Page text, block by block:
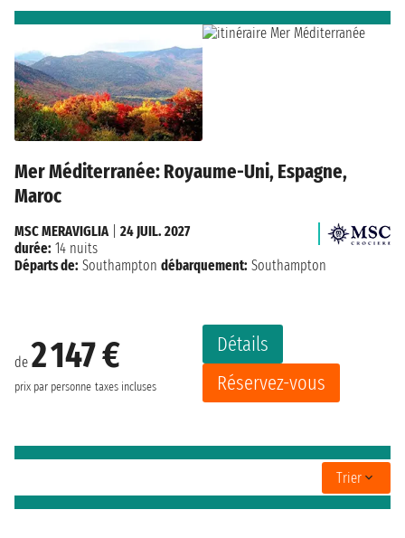
Mer Méditerranée: Royaume-Uni, Espagne,
Maroc
de 2 147 €
prix par personne taxes incluses
Détails
Réservez-vous
MSC MERAVIGLIA| 24 JUIL. 2027
durée: 14 nuits
Départs de: Southampton débarquement: Southampton
Trier